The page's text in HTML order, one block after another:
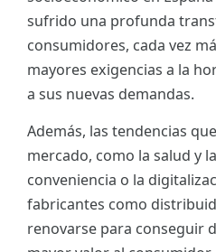
sufrido una profunda
consumidores, cada vez
mayores exigencias a la
a sus nuevas demandas.
Además, las tendencias
mercado, como la salud y
conveniencia o la
fabricantes como
renovarse para conseguir